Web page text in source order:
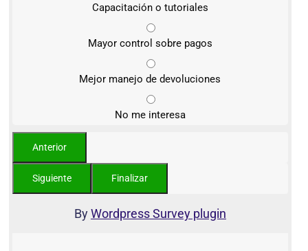
Capacitación o tutoriales
Mayor control sobre pagos
Mejor manejo de devoluciones
No me interesa
ByWordpress Survey plugin